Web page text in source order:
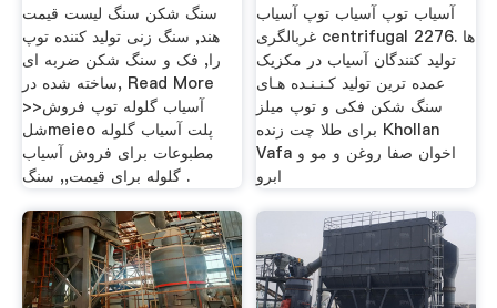
سنگ شکن سنگ لیست قیمت
هند, سنگ زنی تولید کننده توپ
را, فک و سنگ شکن ضربه ای
ساخته شده در, Read More
>>آسیاب گلوله توپ فروش
شلmeieo پلت آسیاب گلوله
مطبوعات برای فروش آسیاب
گلوله برای قیمت,, سنگ .
آسیاب توپ آسیاب توپ آسیاب
غربالگری centrifugal 2276. ها
تولید کنندگان آسیاب در مکزیک
عمده ترین تولید کـنـنـده هـای
سنگ شکن فکی و توپ میلز
برای طلا چت زنده Khollan
Vafa اخوان صفا روغن و مو و
ابرو